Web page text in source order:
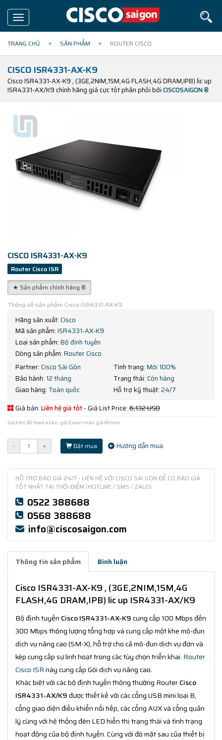
Toggle
navigation
TRANG CHỦ SẢN PHẨM ROUTER CISCO
CISCO ISR4331-AX-K9
Cisco ISR4331-AX-K9 , (3GE,2NIM,1SM,4G FLASH,4G DRAM,IPB) lic up
ISR4331-AX/K9 chính hãng giá cực tốt phân phối bởiCISCOSAIGON ®
CISCO ISR4331-AX-K9
Router Cisco ISR
★ Sản phẩm chính hãng ®
Thông số sản phẩm Cisco ISR4331-AX-K9
Hãng sản xuất:Cisco
Mã sản phẩm:ISR4331-AX-K9
Loại sản phẩm:Bộ định tuyến
Dòng sản phẩm:Router Cisco
Partner:Cisco Sài Gòn Tình trạng:Mới 100%
Bảo hành: 12 tháng Trạng thái:Còn hàng
Giao hàng: Toàn quốc Hỗ trợ kỹ thuật:24/7
Giá bán:Liên hệ giá tốt - Giá List Price:6,132 USD
Giá trên để tham khảo, gửi Email nhận giá tốt hơn
- + Đặt mua Hướng dẫn mua
HỖ TRỢ BÁO GIÁ 24/7 - LIÊN HỆ VỚI CISCO SÀI GÒN ĐỂ CÓ BÁO GIÁ
TỐT NHẤT TẠI THỜI ĐIỂM (HOTLINE / SMS / ZALO)
0522 388688
0568 388688
info@ciscosaigon.com
Thông tin sản phẩm Bình luận
Cisco ISR4331-AX-K9 , (3GE,2NIM,1SM,4G
FLASH,4G DRAM,IPB) lic up ISR4331-AX/K9
Bộ định tuyến Cisco ISR4331-AX-K9cung cấp 100 Mbps đến
300 Mbps thông lượng tổng hợp và cung cấp một khe mô-đun
dịch vụ nâng cao (SM-X), hỗ trợ cho cả mô-đun dịch vụ đơn và
kép cung cấp sự linh hoạt trong các tùy chọn triển khai. Router
Cisco ISRnày cung cấp Gói dịch vụ nâng cao.
Khác biệt với các bộ định tuyến thông thường RouterCisco
ISR4331-AX/K9 được thiết kế với các cổng USB mini loại B,
cổng giao diện điều khiển nối tiếp, các cổng AUX và cổng quản
lý cùng với hệ thống đèn LED hiển thị trạng thái và tình trạng
hoạt động của bộ định tuyến. Cùng với đó mặt sau của thiết bị